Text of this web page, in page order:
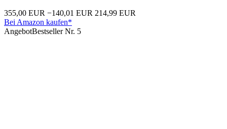
355,00 EUR −140,01 EUR 214,99 EUR
Bei Amazon kaufen*
AngebotBestseller Nr. 5